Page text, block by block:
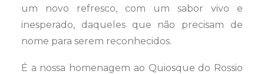
um novo refresco, com um sabor vivo e
inesperado, daqueles que não precisam de
nome para serem reconhecidos.
É a nossa homenagem ao Quiosque do Rossio